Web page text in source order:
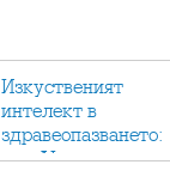
Изкуственият
интелект в
здравеопазването:
как AI променя